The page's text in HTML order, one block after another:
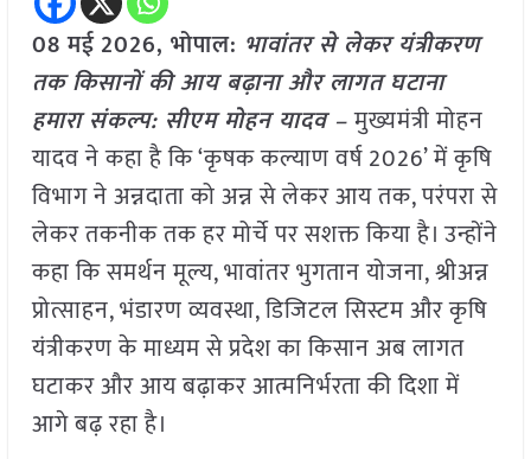
08 मई2026, भोपाल: भावांतर से लेकर यंत्रीकरण
तक किसानों की आय बढ़ाना और लागत घटाना
हमारा संकल्प: सीएम मोहन यादव –मुख्यमंत्री मोहन
यादव ने कहा है कि ‘कृषक कल्याण वर्ष 2026’ में कृषि
विभाग ने अन्नदाता को अन्न से लेकर आय तक, परंपरा से
लेकर तकनीक तक हर मोर्चे पर सशक्त किया है। उन्होंने
कहा कि समर्थन मूल्य, भावांतर भुगतान योजना, श्रीअन्न
प्रोत्साहन, भंडारण व्यवस्था, डिजिटल सिस्टम और कृषि
यंत्रीकरण के माध्यम से प्रदेश का किसान अब लागत
घटाकर और आय बढ़ाकर आत्मनिर्भरता की दिशा में
आगे बढ़ रहा है।